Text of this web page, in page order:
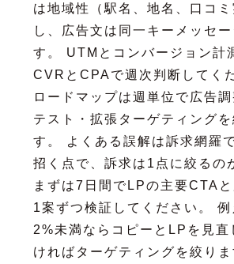
は地域性（駅名、地名、口コ
し、広告文は同一キーメッセー
す。 UTMとコンバージョン計
CVRとCPAで週次判断してく
ロードマップは週単位で広告
テスト・拡張ターゲティングを
す。 よくある誤解は訴求網羅
招く点で、訴求は1点に絞るの
まずは7日間でLPの主要CTA
1案ずつ検証してください。
2%未満ならコピーとLPを見直
ければターゲティングを絞り